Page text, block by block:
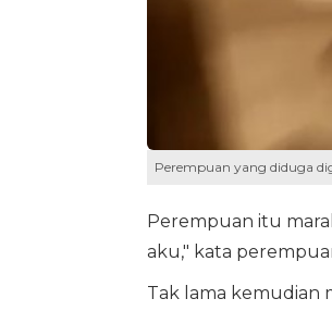
Perempuan yang diduga
Perempuan itu
aku," kata
Tak lama kemudian